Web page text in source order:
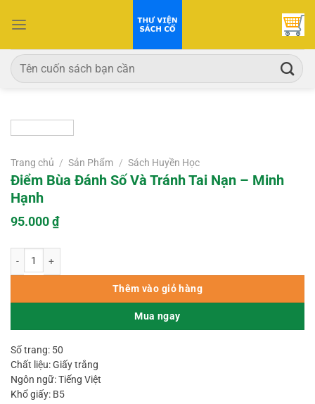
qua
dung
Tìm
kiếm:
Trang chủ / Sản Phẩm / Sách Huyền Học
Điểm Bùa Đánh Số Và Tránh Tai Nạn – Minh
Hạnh
95.000₫
Thêm vào giỏ hàng
Mua ngay
Số trang: 50
Chất liệu: Giấy trắng
Ngôn ngữ: Tiếng Việt
Khổ giấy: B5